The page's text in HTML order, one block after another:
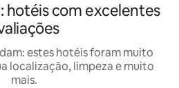
hotéis com excelentes
estes hotéis foram muito
localização, limpeza e muito
mais.